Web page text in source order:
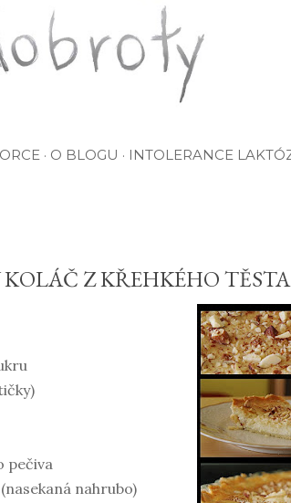
O BLOGU INTOLERANCE
Z KŘEHKÉHO TĚSTA
pečiva
nahrubo)